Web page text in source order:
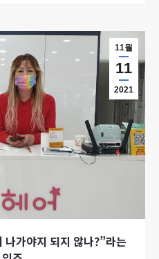
11월
11
2021
가야지 되지 않나?”라는